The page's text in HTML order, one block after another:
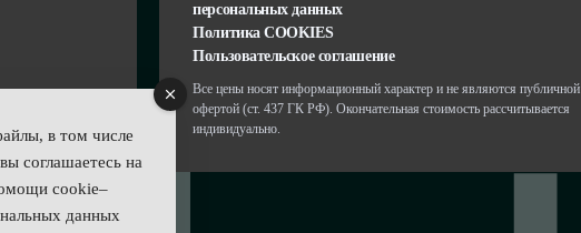
персональных данных
Политика COOKIES
Пользовательское соглашение
Все цены носят информационный характер и не являются публичной
офертой (ст. 437 ГК РФ). Окончательная стоимость рассчитывается
индивидуально.
в том числе
соглашаетесь на
cookie–
данных